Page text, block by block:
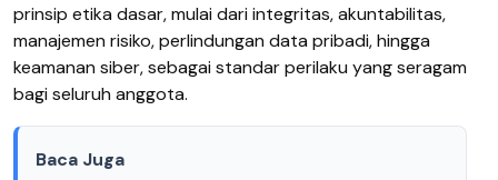
prinsip etika dasar, mulai dari integritas, akuntabilitas,
manajemen risiko, perlindungan data pribadi, hingga
keamanan siber, sebagai standar perilaku yang seragam
bagi seluruh anggota.
Baca Juga